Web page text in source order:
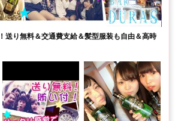
送り無料＆交通費支給＆髪型服装も自由＆高時